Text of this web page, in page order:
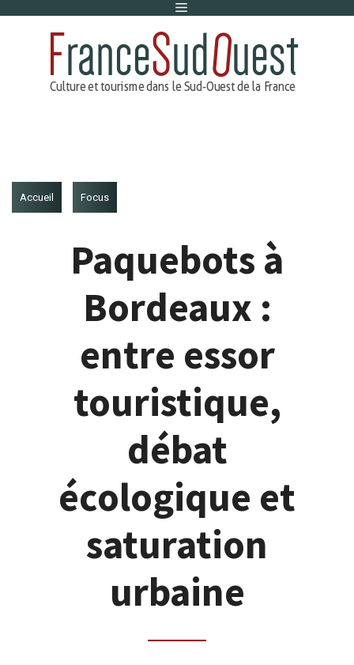
Menu
Accueil Focus
Paquebots à
Bordeaux :
entre essor
touristique,
débat
écologique et
saturation
urbaine